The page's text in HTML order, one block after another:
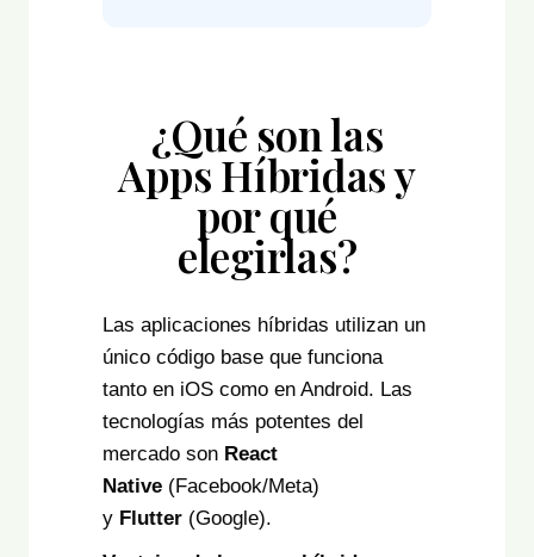
¿Qué son las
Apps Híbridas y
por qué
elegirlas?
Las aplicaciones híbridas utilizan un
único código base que funciona
tanto en iOS como en Android. Las
tecnologías más potentes del
mercado son React
Native (Facebook/Meta)
y Flutter (Google).